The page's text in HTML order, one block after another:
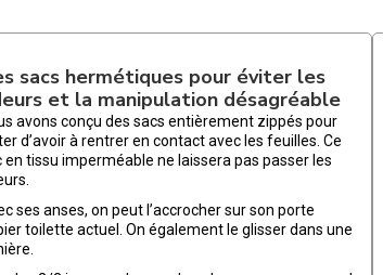
sacs hermétiques pour éviter les
et la manipulation désagréable
avons conçu des sacs entièrement zippés pour
d’avoir à rentrer en contact avec les feuilles. Ce
en tissu imperméable ne laissera pas passer les
ses anses, on peut l’accrocher sur son porte
toilette actuel. On également le glisser dans une